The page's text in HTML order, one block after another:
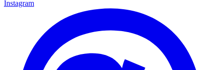
Instagram